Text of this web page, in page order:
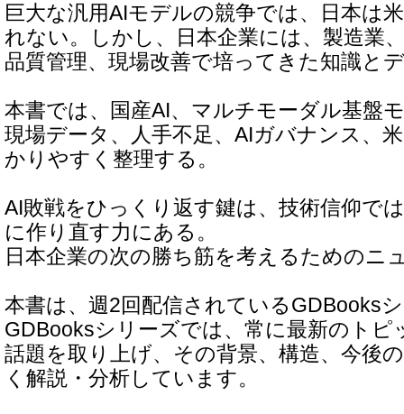
巨大な汎用AIモデルの競争では、日本は
れない。しかし、日本企業には、製造業
品質管理、現場改善で培ってきた知識と
本書では、国産AI、マルチモーダル基盤
現場データ、人手不足、AIガバナンス、
かりやすく整理する。
AI敗戦をひっくり返す鍵は、技術信仰で
に作り直す力にある。
日本企業の次の勝ち筋を考えるためのニ
本書は、週2回配信されているGDBooks
GDBooksシリーズでは、常に最新のト
話題を取り上げ、その背景、構造、今後
く解説・分析しています。